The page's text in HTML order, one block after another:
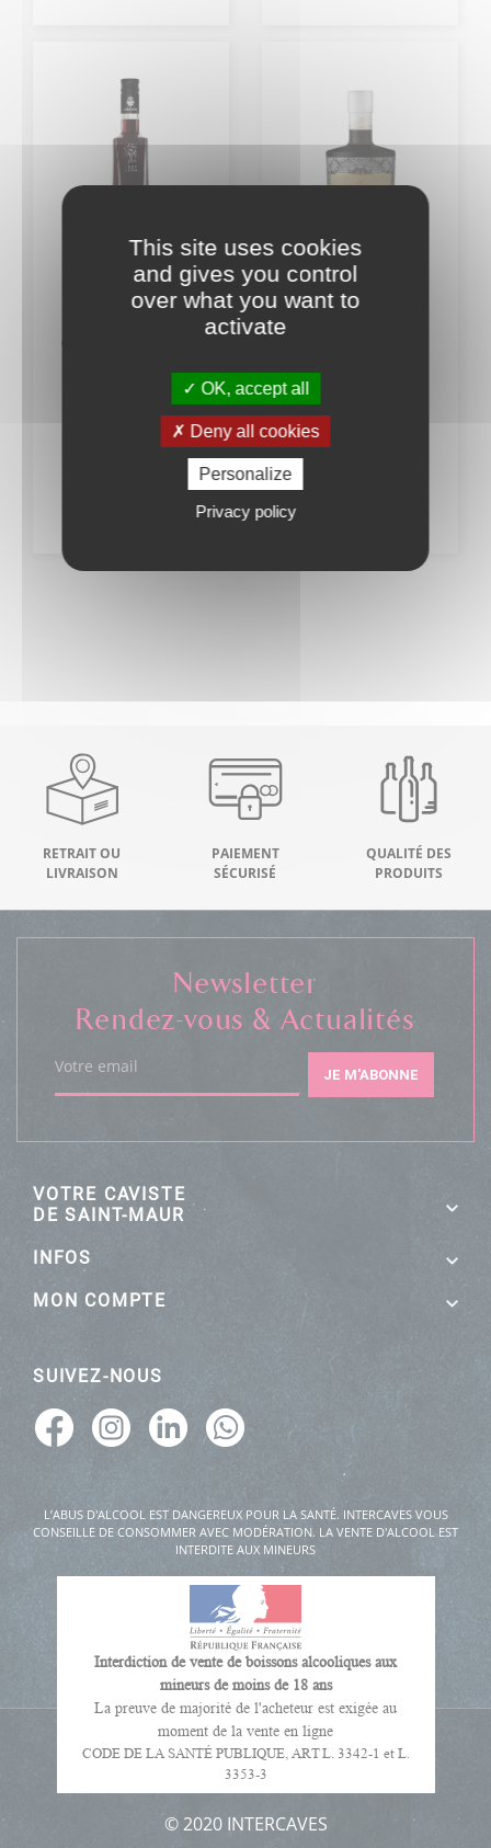
Longueteau 17%
RETRAIT OU
LIVRAISON
PAIEMENT
SÉCURISÉ
QUALITÉ DES
PRODUITS
VOTRE CAVISTE
DE SAINT-MAUR
INFOS
MON COMPTE
SUIVEZ-NOUS
Newsletter
Rendez-vous & Actualités
Votre email JE M'ABONNE
L’ABUS D'ALCOOL EST DANGEREUX POUR LA SANTÉ. INTERCAVES VOUS
CONSEILLE DE CONSOMMER AVEC MODÉRATION. LA VENTE D'ALCOOL EST
INTERDITE AUX MINEURS
Interdiction de vente de boissons alcooliques aux
mineurs de moins de 18 ans
La preuve de majorité de l'acheteur est exigée au
moment de la vente en ligne
CODE DE LA SANTÉ PUBLIQUE, ART L. 3342-1 et L.
3353-3
© 2020 INTERCAVES
This site uses cookies
and gives you control
over what you want to
activate
OK, accept all
Deny all cookies
Personalize
Privacy policy